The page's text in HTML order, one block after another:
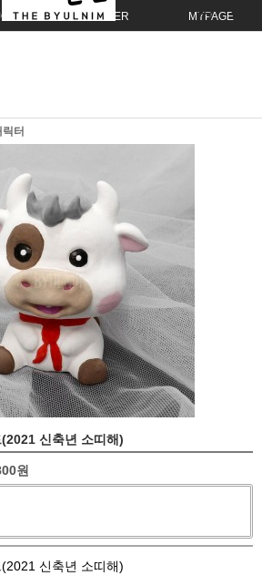
ORDER MYPAGE
터
신축년 소띠해)
원
신축년 소띠해)